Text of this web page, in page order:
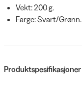
Vekt: 200 g.
Farge: Svart/Grønn.
Produktspesifikasjoner